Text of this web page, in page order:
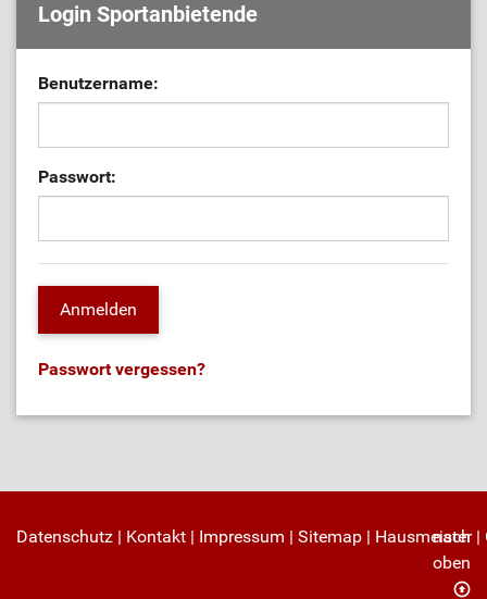
Login Sportanbietende
Benutzername:
Passwort:
Passwort vergessen?
Datenschutz | Kontakt | Impressum | Sitemap | Hausmeister|
nach
oben